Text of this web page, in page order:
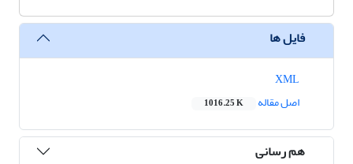
فایل ها
اصل مقاله
1016.25 K
هم رسانی